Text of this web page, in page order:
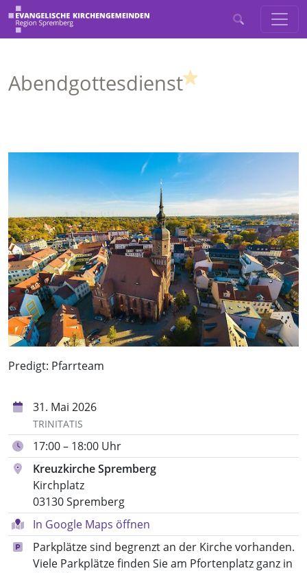
Abendgottesdienst
Predigt: Pfarrteam
31. Mai 2026
TRINITATIS
17:00 – 18:00 Uhr
Kreuzkirche Spremberg
Kirchplatz
03130 Spremberg
In Google Maps öffnen
Parkplätze sind begrenzt an der Kirche vorhanden.
Viele Parkplätze finden Sie am Pfortenplatz ganz in